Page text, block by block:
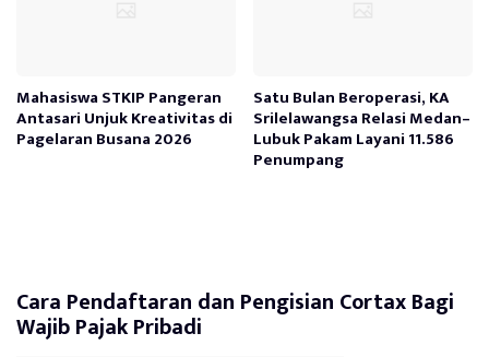
Mahasiswa STKIP Pangeran
Antasari Unjuk Kreativitas di
Pagelaran Busana 2026
Satu Bulan Beroperasi, KA
Srilelawangsa Relasi Medan–
Lubuk Pakam Layani 11.586
Penumpang
Cara Pendaftaran dan Pengisian Cortax Bagi
Wajib Pajak Pribadi